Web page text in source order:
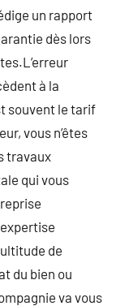
un rapport
dès lors
à la
souvent le tarif
vous n’êtes
travaux
qui vous
de
du bien ou
va vous